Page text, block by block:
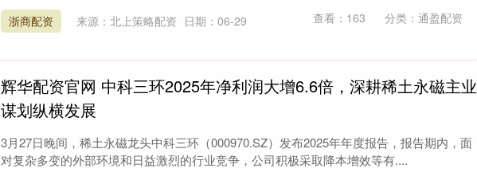
浙商配资 来源：北上策略配资 日期：06-29 查看： 163 分类： 通盈配资
辉华配资官网 中科三环2025年净利润大增6.6倍，深耕稀土永磁主业
谋划纵横发展
3月27日晚间，稀土永磁龙头中科三环（000970.SZ）发布2025年年度报告，报告期内，面
对复杂多变的外部环境和日益激烈的行业竞争，公司积极采取降本增效等有....
14110.12 4651.31 -6.85 -0.15%